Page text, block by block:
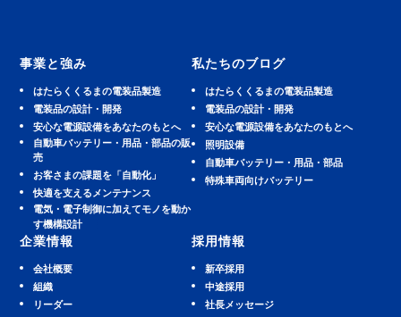
事業と強み
はたらくくるまの電装品製造
電装品の設計・開発
安⼼な電源設備をあなたのもとへ
⾃動⾞バッテリー・⽤品・部品の販
売
お客さまの課題を「自動化」
快適を⽀えるメンテナンス
電気・電子制御に加えてモノを動か
す機構設計
私たちのブログ
はたらくくるまの電装品製造
電装品の設計・開発
安⼼な電源設備をあなたのもとへ
照明設備
⾃動⾞バッテリー・⽤品・部品
特殊車両向けバッテリー
企業情報
会社概要
組織
リーダー
採用情報
新卒採用
中途採用
社長メッセージ